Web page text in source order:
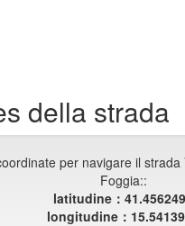
della strada
per navigare il
Foggia::
latitudine：
longitudine：